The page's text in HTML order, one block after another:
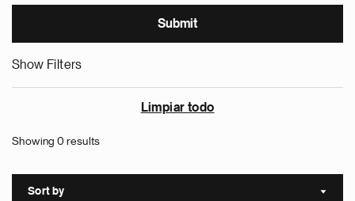
Show Filters
Limpiar todo
Showing 0 results
Sort by Sort